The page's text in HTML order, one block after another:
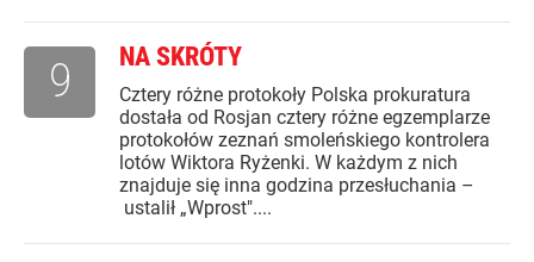
NA SKRÓTY
Cztery różne protokoły Polska prokuratura
dostała od Rosjan cztery różne egzemplarze
protokołów zeznań smoleńskiego kontrolera
lotów Wiktora Ryżenki. W każdym z nich
znajduje się inna godzina przesłuchania –
ustalił „Wprost"....
9